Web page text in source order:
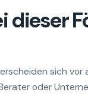
dieser
sich
oder